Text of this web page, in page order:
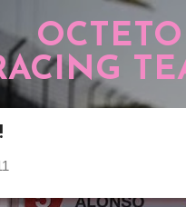
Pular para o conteúdo
OCTETO